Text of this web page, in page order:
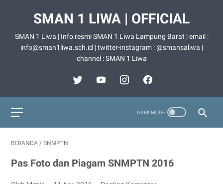
SMAN 1 LIWA | OFFICIAL
SMAN 1 Liwa | Info resmi SMAN 1 Liwa Lampung Barat | email :
info@sman1liwa.sch.id | twitter-instagram : @smansaliwa |
channel : SMAN 1 Liwa
BERANDA / SNMPTN
Pas Foto dan Piagam SNMPTN 2016